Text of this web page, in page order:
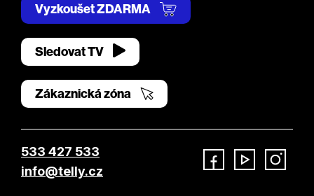
Vyzkoušet ZDARMA
Sledovat TV
Zákaznická zóna
533 427 533
info@telly.cz